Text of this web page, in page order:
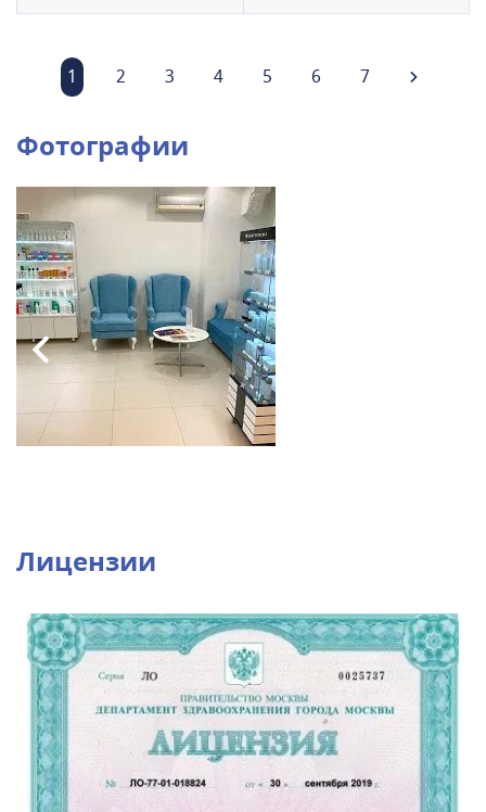
1 2 3 4 5 6 7
Фотографии
Лицензии